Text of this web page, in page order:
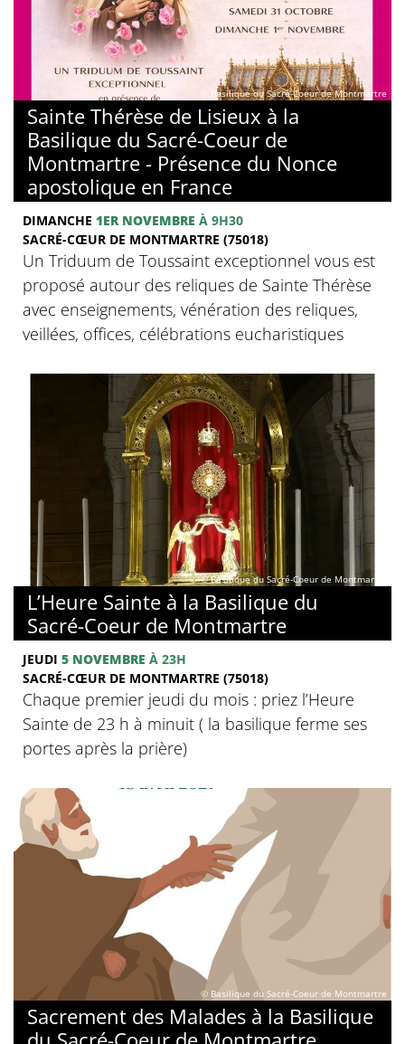
© Basilique du Sacré-Coeur de Montmartre
Sainte Thérèse de Lisieux à la
Basilique du Sacré-Coeur de
Montmartre - Présence du Nonce
apostolique en France
DIMANCHE 1ER NOVEMBRE À 9H30
SACRÉ-CŒUR DE MONTMARTRE (75018)
Un Triduum de Toussaint exceptionnel vous est
proposé autour des reliques de Sainte Thérèse
avec enseignements, vénération des reliques,
veillées, offices, célébrations eucharistiques
© Basilique du Sacré-Coeur de Montmartre
L’Heure Sainte à la Basilique du
Sacré-Coeur de Montmartre
JEUDI 5 NOVEMBRE À 23H
SACRÉ-CŒUR DE MONTMARTRE (75018)
Chaque premier jeudi du mois : priez l’Heure
Sainte de 23 h à minuit ( la basilique ferme ses
portes après la prière)
© Basilique du Sacré-Coeur de Montmartre
Sacrement des Malades à la Basilique